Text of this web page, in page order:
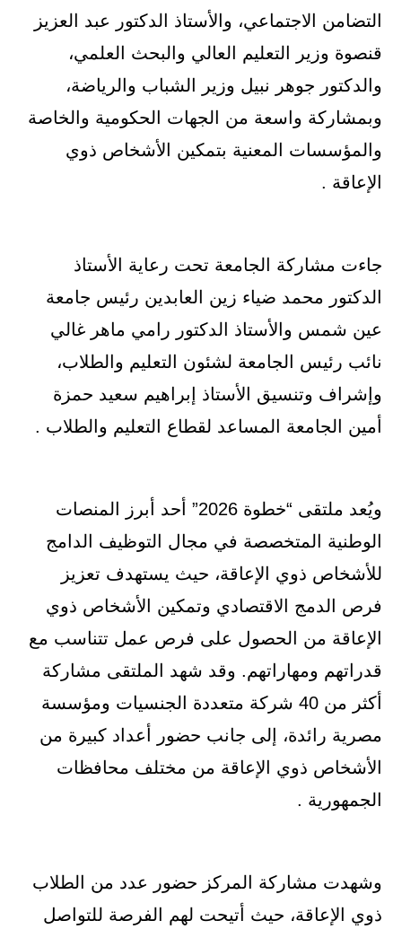
التضامن الاجتماعي، والأستاذ الدكتور عبد العزيز
قنصوة وزير التعليم العالي والبحث العلمي،
والدكتور جوهر نبيل وزير الشباب والرياضة،
وبمشاركة واسعة من الجهات الحكومية والخاصة
والمؤسسات المعنية بتمكين الأشخاص ذوي
الإعاقة .
جاءت مشاركة الجامعة تحت رعاية الأستاذ
الدكتور محمد ضياء زين العابدين رئيس جامعة
عين شمس والأستاذ الدكتور رامي ماهر غالي
نائب رئيس الجامعة لشئون التعليم والطلاب،
وإشراف وتنسيق الأستاذ إبراهيم سعيد حمزة
أمين الجامعة المساعد لقطاع التعليم والطلاب .
ويُعد ملتقى “خطوة 2026” أحد أبرز المنصات
الوطنية المتخصصة في مجال التوظيف الدامج
للأشخاص ذوي الإعاقة، حيث يستهدف تعزيز
فرص الدمج الاقتصادي وتمكين الأشخاص ذوي
الإعاقة من الحصول على فرص عمل تتناسب مع
قدراتهم ومهاراتهم. وقد شهد الملتقى مشاركة
أكثر من 40 شركة متعددة الجنسيات ومؤسسة
مصرية رائدة، إلى جانب حضور أعداد كبيرة من
الأشخاص ذوي الإعاقة من مختلف محافظات
الجمهورية .
وشهدت مشاركة المركز حضور عدد من الطلاب
ذوي الإعاقة، حيث أتيحت لهم الفرصة للتواصل